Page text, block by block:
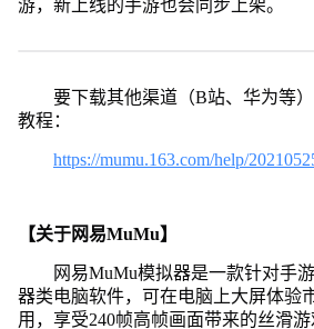
游，新上线的手游也会同步上架。
要下载其他渠道（B站、华为等
教程：
https://mumu.163.com/help/
【关于网易MuMu】
网易MuMu模拟器是一款针对手
器类电脑软件，可在电脑上大屏体验
用，享受240帧高帧画面带来的丝滑